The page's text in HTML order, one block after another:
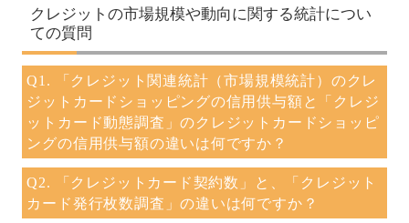
クレジットの市場規模や動向に関する統計につい
ての質問
Q1. 「クレジット関連統計（市場規模統計）のクレ
ジットカードショッピングの信用供与額と「クレジ
ットカード動態調査」のクレジットカードショッピ
ングの信用供与額の違いは何ですか？
Q2. 「クレジットカード契約数」と、「クレジット
カード発行枚数調査」の違いは何ですか？